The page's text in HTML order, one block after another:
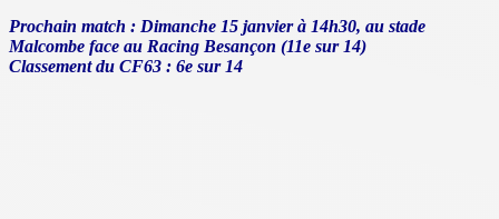
Prochain match : Dimanche 15 janvier à 14h30, au stade
Malcombe face au Racing Besançon (11e sur 14)
Classement du CF63 : 6e sur 14